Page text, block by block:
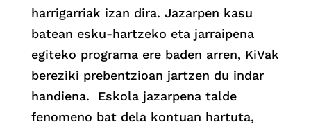
harrigarriak izan dira. Jazarpen kasu
batean esku-hartzeko eta jarraipena
egiteko programa ere baden arren, KiVak
bereziki prebentzioan jartzen du indar
handiena. Eskola jazarpena talde
fenomeno bat dela kontuan hartuta,